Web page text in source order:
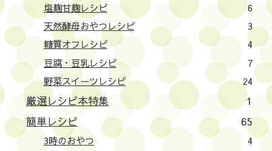
塩麹甘麹レシピ
6
天然酵母おやつレシピ
3
糖質オフレシピ
4
豆腐・豆乳レシピ
7
野菜スイーツレシピ
24
厳選レシピ本特集
1
簡単レシピ
65
3時のおやつ
4